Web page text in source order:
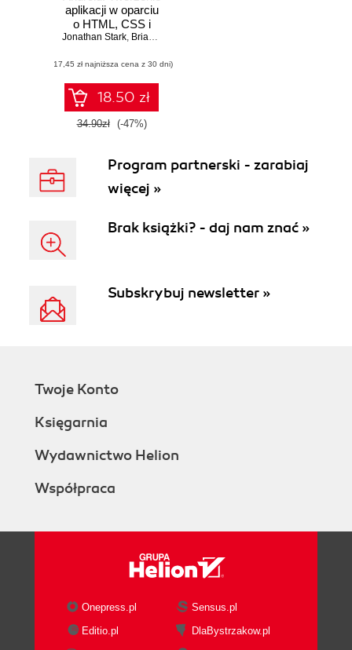
aplikacji w oparciu
o HTML, CSS i
JavaScript
Jonathan Stark, Brian Jepson
(17,45 zł najniższa cena z 30 dni)
18.50 zł
34.90zł (-47%)
Program partnerski - zarabiaj
więcej »
Brak książki? - daj nam znać »
Subskrybuj newsletter »
Twoje Konto
Księgarnia
Wydawnictwo Helion
Współpraca
Onepress.pl
Sensus.pl
Editio.pl
DlaBystrzakow.pl